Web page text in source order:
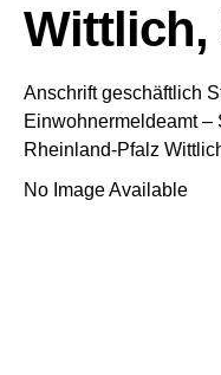
Wittlich,
Anschrift geschäftlich
Einwohnermeldeamt –
Rheinland-Pfalz
No Image Available